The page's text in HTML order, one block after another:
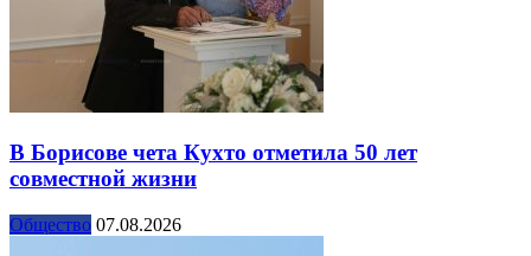
В Борисове чета Кухто отметила 50 лет
совместной жизни
Общество 07.08.2026